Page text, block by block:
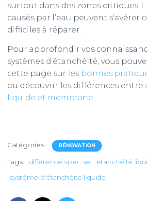
surtout dans des zones critiques.
causés par l’eau peuvent s’avérer
difficiles à réparer.
Pour approfondir vos
systèmes d’étanchéité, vous
cette page sur les bonnes
ou découvrir les différences entre
liquide et membrane
Catégories : RÉNOVATION
Tags: différence spec sel étanchéité
système d'étanchéité liquide